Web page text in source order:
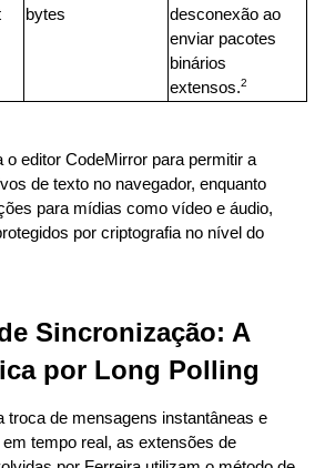
bytes
desconexão ao
enviar pacotes
binários
extensos.2
o editor CodeMirror para permitir a
de texto no navegador, enquanto
para mídias como vídeo e áudio,
por criptografia no nível do
Sincronização: A
por Long Polling
troca de mensagens instantâneas e
tempo real, as extensões de